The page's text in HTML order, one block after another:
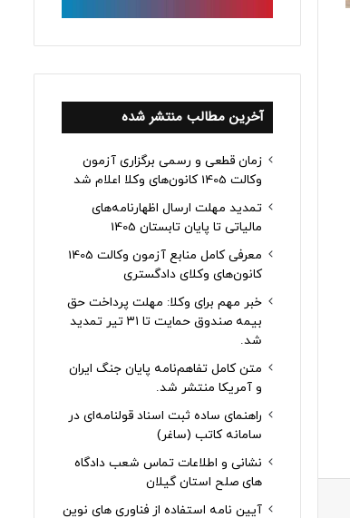
آخرین مطالب منتشر شده
زمان قطعی و رسمی برگزاری آزمون
وکالت 1405 کانون‌های وکلا اعلام شد
تمدید مهلت ارسال اظهارنامه‌های
مالیاتی تا پایان تابستان 1405
معرفی کامل منابع آزمون وکالت 1405
کانون‌های وکلای دادگستری
خبر مهم برای وکلا: مهلت پرداخت حق
بیمه صندوق حمایت تا ۳۱ تیر تمدید
شد.
متن کامل تفاهم‌نامه پایان جنگ ایران
و آمریکا منتشر شد.
راهنمای ساده ثبت اسناد قولنامه‌ای در
سامانه کاتب (ساغر)
نشانی و اطلاعات تماس شعب دادگاه
های صلح استان گیلان
آیین نامه استفاده از فناوری های نوین